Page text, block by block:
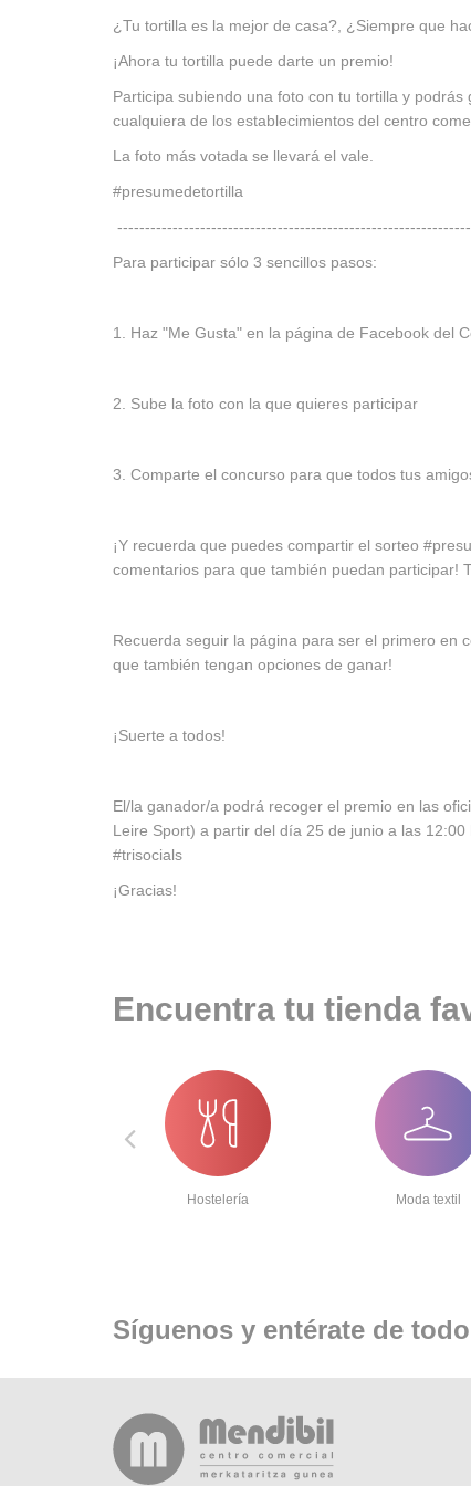
¿Tu tortilla es la mejor de casa?, ¿Siempre que
¡Ahora tu tortilla puede darte un premio!
Participa subiendo una foto con tu tortilla y
cualquiera de los establecimientos del centro
La foto más votada se llevará el vale.
#presumedetortilla
Para participar sólo 3 sencillos pasos:
1. Haz "Me Gusta" en la página de Facebook del
2. Sube la foto con la que quieres participar
3. Comparte el concurso para que todos tus
¡Y recuerda que puedes compartir el sorteo
comentarios para que también puedan participar!
Recuerda seguir la página para ser el primero en
que también tengan opciones de ganar!
¡Suerte a todos!
El/la ganador/a podrá recoger el premio en las
Leire Sport) a partir del día 25 de junio a las
#trisocials
¡Gracias!
Encuentra tu tienda
Hostelería Moda textil
Síguenos y entérate de todo